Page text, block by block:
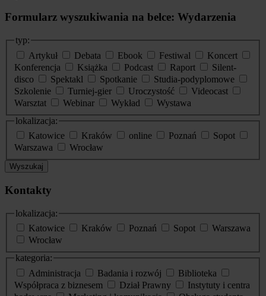
Formularz wyszukiwania na belce: Wydarzenia
typ:
Artykuł
Debata Ebook Festiwal
Koncert
Konferencja
Książka Podcast Raport
Silent-
disco
Spektakl Spotkanie
Studia-podyplomowe
Szkolenie
Turniej-gier Uroczystość
Videocast
Warsztat
Webinar Wykład
Wystawa
lokalizacja:
Katowice
Kraków online Poznań
Sopot
Warszawa
Wrocław
Wyszukaj
Kontakty
lokalizacja:
Katowice
Kraków Poznań Sopot
Warszawa
Wrocław
kategoria:
Administracja
Badania i rozwój
Biblioteka
Współpraca z biznesem
Dział Prawny
Instytuty i centra